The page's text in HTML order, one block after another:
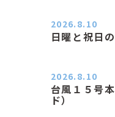
日曜と祝日
2026.8.10
台風１５号
ド）
2026.8.10